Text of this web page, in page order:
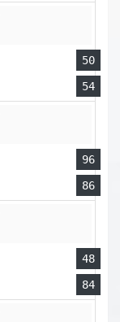
50
54
96
86
48
84